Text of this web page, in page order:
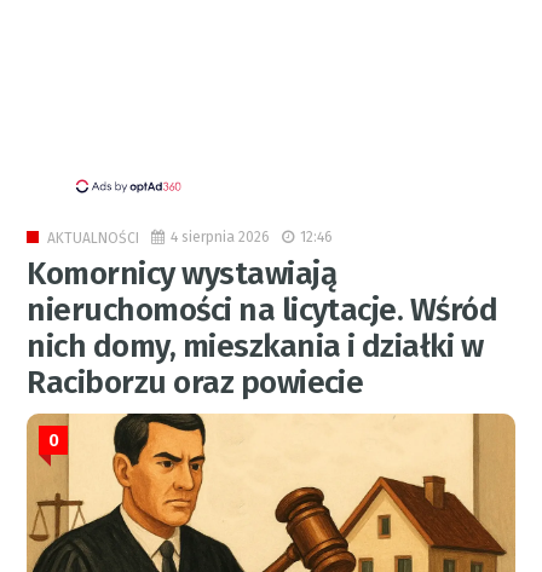
AKTUALNOŚCI 4 sierpnia 2026 12:46
Komornicy wystawiają
nieruchomości na licytacje. Wśród
nich domy, mieszkania i działki w
Raciborzu oraz powiecie
0